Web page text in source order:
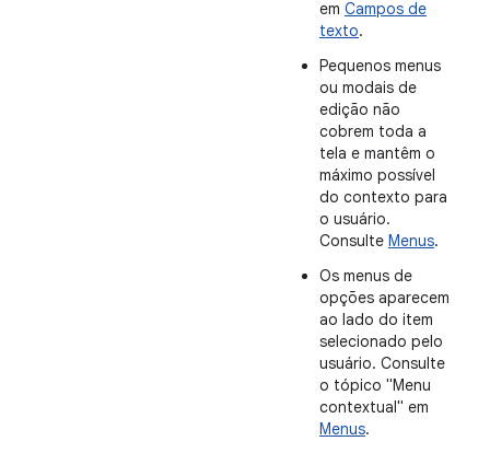
em Campos de
texto.
Pequenos menus
ou modais de
edição não
cobrem toda a
tela e mantêm o
máximo possível
do contexto para
o usuário.
Consulte Menus.
Os menus de
opções aparecem
ao lado do item
selecionado pelo
usuário. Consulte
o tópico "Menu
contextual" em
Menus.